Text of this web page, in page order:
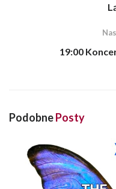
19:00
PodobnePosty